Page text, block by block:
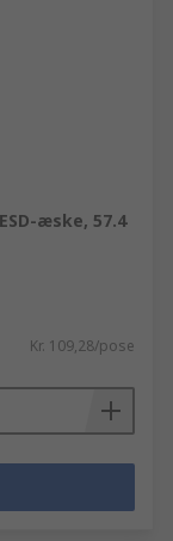
æske, 57.4
Kr. 109,28/pose